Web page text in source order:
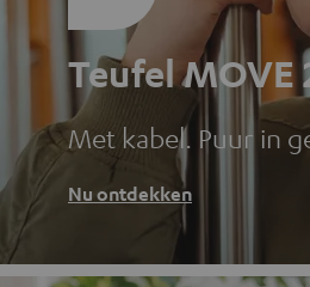
Teufel MOVE
Met kabel. Puur in
Nu ontdekken